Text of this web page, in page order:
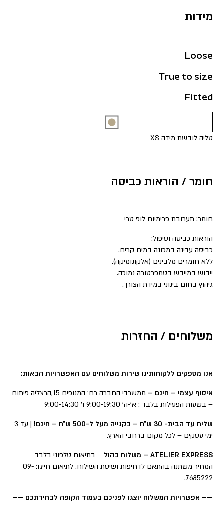
מידות
Loose
True to size
Fitted
טליה לובשת מידה XS
חומר / הוראות כביסה
חומר: תערובת פרימיום לופ טרי
הוראות כביסה וטיפול:
כביסה עדינה במכונה במים קרים.
ללא חומרים מלבינים (אלקונומיקה).
ייבוש במייבש בטמפרטורה נמוכה.
גיהוץ בחום בינוני במידת הצורך.
משלוחים / החזרות
אנו מספקים ללקוחותינו שירות משלוחים עם האפשרויות הבאות:
איסוף עצמי – חינם –
ממשרדי החברה רח׳ המנופים 15,הרצליה פיתוח
– בשעות הפעילות בלבד : א׳-ה׳ 9:00-19:30 ו׳ 9:00-14:30
שליח עד הבית- 30 ש״ח – בקנייה מעל ל-500 ש״ח – חינם!
| עד 3
ימי עסקים – לכל מקום ברחבי הארץ.
ATELIER EXPRESS – משלוח בהול
– בתיאום טלפוני בלבד –
המחיר משתנה בהתאם לדחיפות ושיטת השילוח. לתיאום חייגו: 09-
7685222.
—– אפשרויות המשלוח יוצגו לפניכם בעמוד הקופה לבחירתכם —–